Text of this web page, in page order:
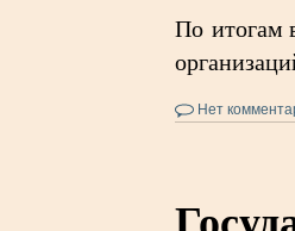
По итогам
Нет